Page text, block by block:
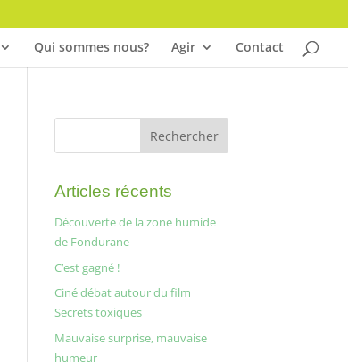
Qui sommes nous? Agir Contact
Articles récents
Découverte de la zone humide
de Fondurane
C’est gagné !
Ciné débat autour du film
Secrets toxiques
Mauvaise surprise, mauvaise
humeur